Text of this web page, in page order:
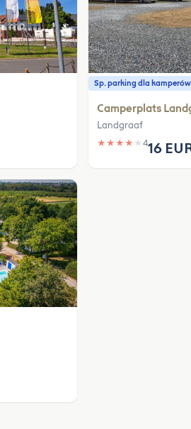
Sp. parking dla kamperów
Camperplats
Landgraaf
★ ★ ★ ★ ★ 416